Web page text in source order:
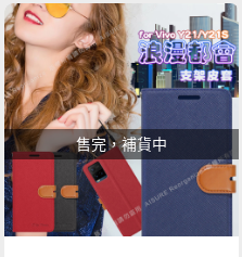
售完，補貨中